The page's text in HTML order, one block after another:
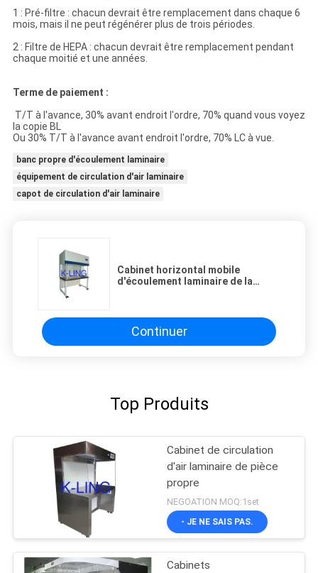
1 : Pré-filtre : chacun devrait être remplacement dans chaque 6
mois, mais il ne peut régénérer plus de trois périodes.
2 : Filtre de HEPA : chacun devrait être remplacement pendant
chaque moitié et une années.
Terme de paiement :
T/T à l'avance, 30% avant endroit l'ordre, 70% quand vous voyez
la copie BL
Ou 30% T/T à l'avance avant endroit l'ordre, 70% LC à vue.
banc propre d'écoulement laminaire
équipement de circulation d'air laminaire
capot de circulation d'air laminaire
Cabinet horizontal mobile
d'écoulement laminaire de la
Continuer
Top Produits
Cabinet de circulation
d'air laminaire de pièce
propre
NEGOATION MOQ:1set
- JE NE SAIS PAS.
Cabinets